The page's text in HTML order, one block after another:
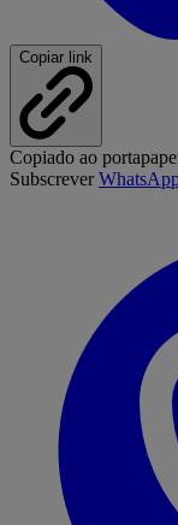
Copiar link
Copiado ao
Subscrever